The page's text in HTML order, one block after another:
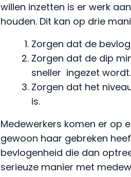
willen inzetten is er werk
houden. Dit kan op drie
Zorgen dat de
Zorgen dat de dip
sneller ingezet wordt.
Zorgen dat het
is.
Medewerkers komen er op
gewoon haar gebreken
bevlogenheid die dan
serieuze manier met